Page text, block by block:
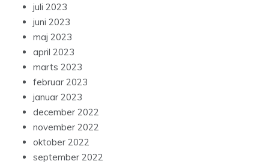
juli 2023
juni 2023
maj 2023
april 2023
marts 2023
februar 2023
januar 2023
december 2022
november 2022
oktober 2022
september 2022